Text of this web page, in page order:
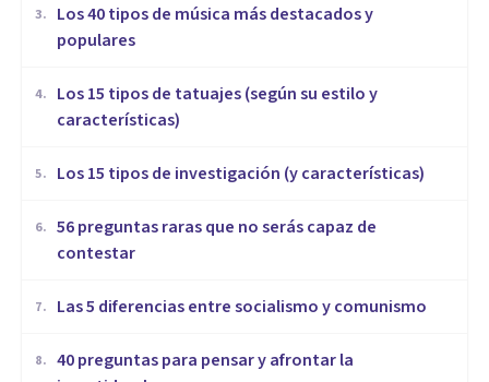
3.
Los 40 tipos de música más destacados y
populares
4.
Los 15 tipos de tatuajes (según su estilo y
características)
5. Los 15 tipos de investigación (y características)
6. 56 preguntas raras que no serás capaz de
contestar
7. Las 5 diferencias entre socialismo y comunismo
8. 40 preguntas para pensar y afrontar la